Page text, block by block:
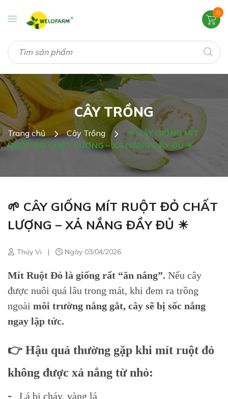
0
CÂY TRỒNG
Trang chủ Cây Trồng
🌱 CÂY GIỐNG MÍT
RUỘT ĐỎ CHẤT LƯỢNG – XẢ NẮNG ĐẦY ĐỦ ☀
🌱 CÂY GIỐNG MÍT RUỘT ĐỎ CHẤT
LƯỢNG – XẢ NẮNG ĐẦY ĐỦ ☀
Thúy Vi | Ngày 03/04/2026
Mít Ruột Đỏ là giống rất “ăn nắng”. Nếu cây
được nuôi quá lâu trong mát, khi đem ra trồng
ngoài môi trường nắng gắt, cây sẽ bị sốc nắng
ngay lập tức.
👉 Hậu quả thường gặp khi mít ruột đỏ
không được xả nắng từ nhỏ:
- Lá bị cháy, vàng lá